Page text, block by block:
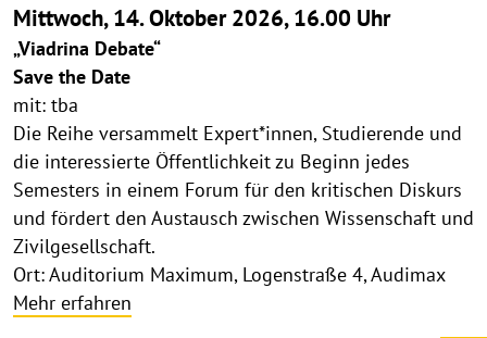
Mittwoch, 14. Oktober 2026, 16.00 Uhr
„Viadrina Debate“
Save the Date
mit: tba
Die Reihe versammelt Expert*innen, Studierende und
die interessierte Öffentlichkeit zu Beginn jedes
Semesters in einem Forum für den kritischen Diskurs
und fördert den Austausch zwischen Wissenschaft und
Zivilgesellschaft.
Ort: Auditorium Maximum, Logenstraße 4, Audimax
Mehr erfahren